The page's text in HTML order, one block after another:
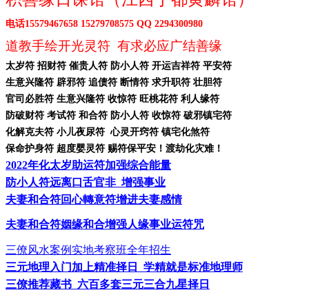
电话15579467658 15279708575 QQ 2294300980
道教手绘开光灵符 有求必应广结善缘
太岁符 招财符 催贵人符 防小人符 开运吉祥符 平安符
生意兴隆符 辟邪符 追债符 断情符 求升职符 壮胆符
官司必胜符 生意兴隆符 收惊符 旺桃花符 利人缘符
防破财符 考试符 和合符 防小人符 收惊符 破邪镇宅符
化解克夫符 小儿夜尿符 心灵开窍符 镇宅化煞符
保命护身符 超度婴灵符 赐符保平安！渡劫化灾难！
2022年化太岁助运符加强综合能量
防小人符远离口舌官非 增强事业
夫妻和合符回心轉意符增进夫妻感情
夫妻和合符姻缘和合增强人缘事业运符咒
三僚风水案例实地考察班全年招生
三元地理入门加上精准择日
学精就是标准地理师
三僚推荐藏书 六百多套三元三合九星择日